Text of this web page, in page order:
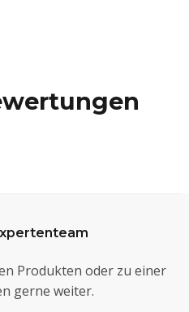
Produkten oder zu einer
gerne weiter.